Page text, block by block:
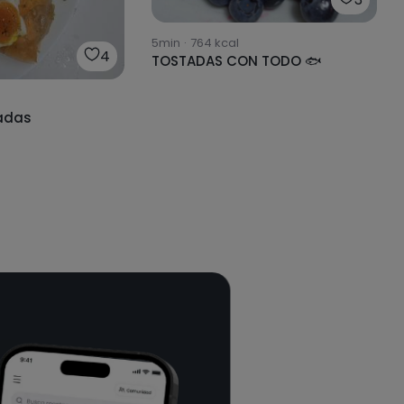
4
5min · 764 kcal
TOSTADAS CON TODO 🐟